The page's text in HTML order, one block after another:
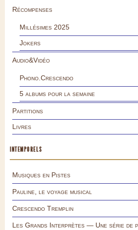
Récompenses
Millésimes 2025
Jokers
Audio&Vidéo
Phono.Crescendo
5 albums pour la semaine
Partitions
Livres
INTEMPORELS
Musiques en Pistes
Pauline, le voyage musical
Crescendo Tremplin
Les Grands Interprètes — Une série de